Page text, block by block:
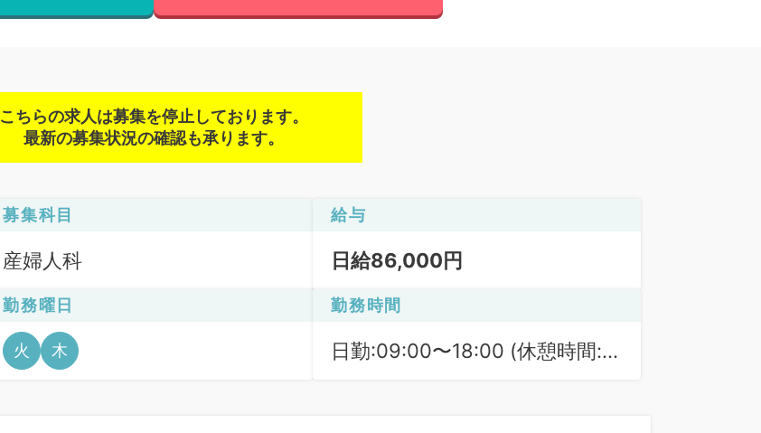
こちらの求人は募集を停止しております。
最新の募集状況の確認も承ります。
募集科目
産婦人科
給与
日給86,000円
勤務曜日
火 木
勤務時間
日勤:09:00〜18:00 (休憩時間: